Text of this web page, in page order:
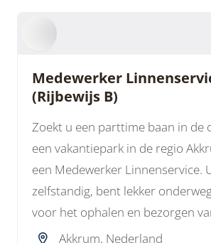
Medewerker
(Rijbewijs B)
Zoekt u een parttime baan in de
een vakantiepark in de regio
een Medewerker Linnenservice.
zelfstandig, bent lekker
voor het ophalen en bezorgen
Akkrum, Nederland